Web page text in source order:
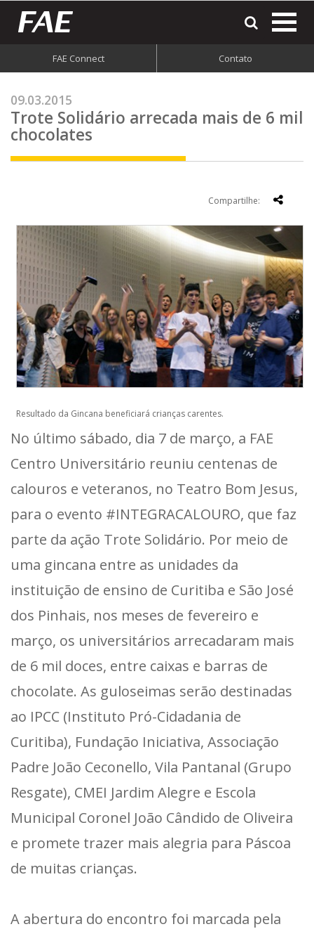
FAE Connect Contato
09.03.2015
Trote Solidário arrecada mais de 6 mil
chocolates
Compartilhe:
Resultado da Gincana beneficiará crianças carentes.
No último sábado, dia 7 de março, a FAE
Centro Universitário reuniu centenas de
calouros e veteranos, no Teatro Bom Jesus,
para o evento #INTEGRACALOURO, que faz
parte da ação Trote Solidário. Por meio de
uma gincana entre as unidades da
instituição de ensino de Curitiba e São José
dos Pinhais, nos meses de fevereiro e
março, os universitários arrecadaram mais
de 6 mil doces, entre caixas e barras de
chocolate. As guloseimas serão destinadas
ao IPCC (Instituto Pró-Cidadania de
Curitiba), Fundação Iniciativa, Associação
Padre João Ceconello, Vila Pantanal (Grupo
Resgate), CMEI Jardim Alegre e Escola
Municipal Coronel João Cândido de Oliveira
e promete trazer mais alegria para Páscoa
de muitas crianças.
A abertura do encontro foi marcada pela